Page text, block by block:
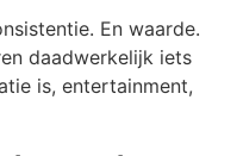
En waarde.
daadwerkelijk iets
is, entertainment,